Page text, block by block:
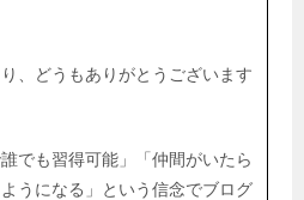
、どうもありがとうございます
でも習得可能」「仲間がいたら
うになる」という信念でブログ